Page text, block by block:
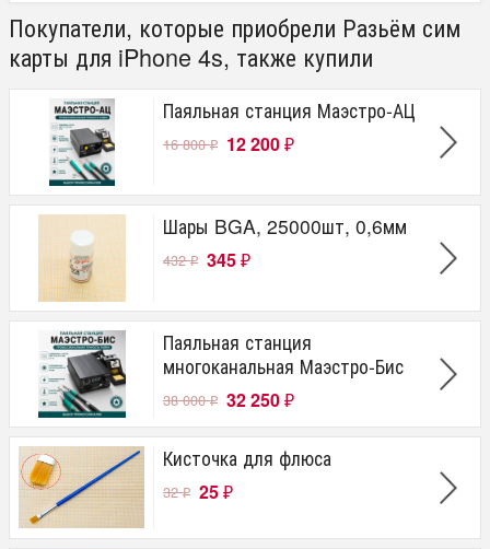
Покупатели, которые приобрели Разьём сим
карты для iPhone 4s, также купили
Паяльная станция Маэстро-АЦ
16 800₽ 12 200 ₽
Шары BGA, 25000шт, 0,6мм
432₽ 345 ₽
Паяльная станция
многоканальная Маэстро-Бис
38 000₽ 32 250 ₽
Кисточка для флюса
32₽ 25 ₽